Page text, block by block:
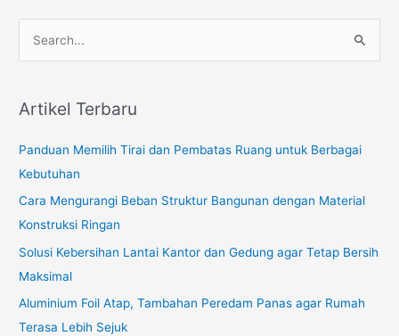
r
h
f
o
r
:
Artikel Terbaru
Panduan Memilih Tirai dan Pembatas Ruang untuk Berbagai
Kebutuhan
Cara Mengurangi Beban Struktur Bangunan dengan Material
Konstruksi Ringan
Solusi Kebersihan Lantai Kantor dan Gedung agar Tetap Bersih
Maksimal
Aluminium Foil Atap, Tambahan Peredam Panas agar Rumah
Terasa Lebih Sejuk